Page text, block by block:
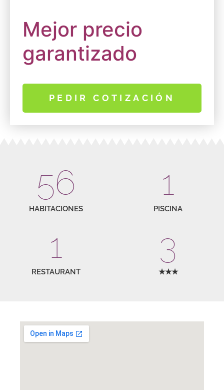
Mejor precio
garantizado
PEDIR COTIZACIÓN
HABITACIONES
56
PISCINA
1
RESTAURANT
1
★★★
3